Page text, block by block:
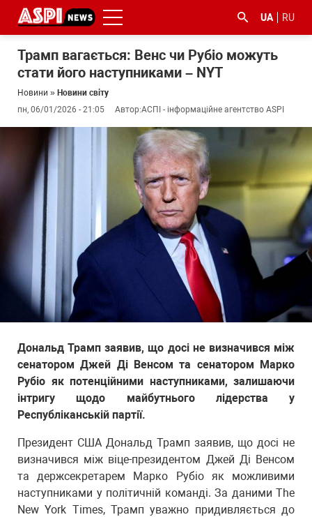
UA RU
Трамп вагається: Венс чи Рубіо можуть
стати його наступниками – NYT
Новини » Новини світу
пн, 06/01/2026 - 21:05
Автор:АСПІ - інформаційне агентство ASPI
Дональд Трамп заявив, що досі не визначився між
сенатором Джей Ді Венсом та сенатором Марко
Рубіо як потенційними наступниками, залишаючи
інтригу щодо майбутнього лідерства у
Республіканській партії.
Президент США Дональд Трамп заявив, що досі не
визначився між віце-президентом Джей Ді Венсом
та держсекретарем Марко Рубіо як можливими
наступниками у політичній команді. За даними The
New York Times, Трамп уважно придивляється до
#боротьба
з
корупцією
#ДФС #Київ #коронавірус